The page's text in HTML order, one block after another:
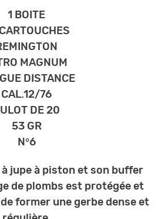
1 BOITE
MAGNUM
DISTANCE
CAL.12/76
DE 20
53 GR
N°6
à jupe à piston et son buffer
de plombs est protégée et
former une gerbe dense et